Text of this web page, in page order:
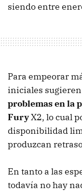
siendo entre
Para empeorar
iniciales
problemas en la
FuryX2, lo cual
disponibilidad
produzcan
En tanto a las
todavía no hay